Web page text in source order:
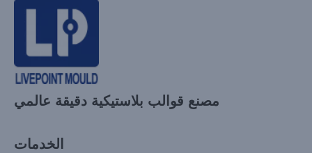
مصنع قوالب بلاستيكية دقيقة عالمي
الخدمات